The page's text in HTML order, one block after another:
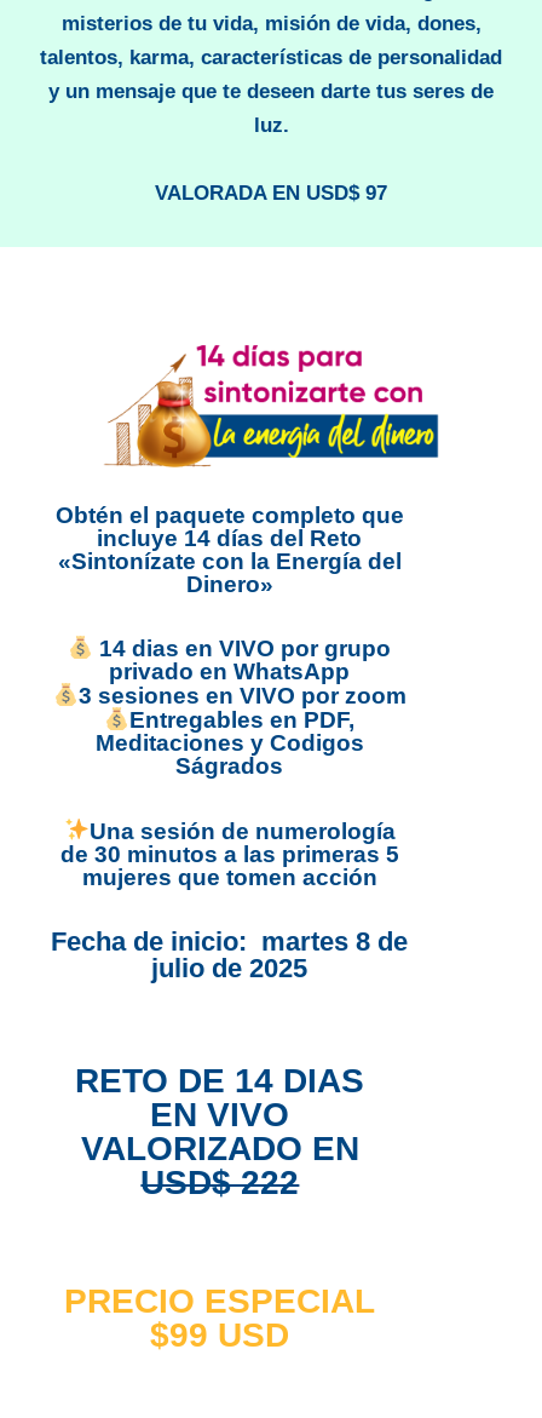
misterios de tu vida, misión de vida, dones,
talentos, karma, características de personalidad
y un mensaje que te deseen darte tus seres de
luz.
VALORADA EN USD$ 97
Obtén el paquete completo que
incluye 14 días del Reto
«Sintonízate con la Energía del
Dinero»
14 dias en VIVO por grupo
privado en WhatsApp
3 sesiones en VIVO por zoom
Entregables en PDF,
Meditaciones y Codigos
Ságrados
Una sesión de numerología
de 30 minutos a las primeras 5
mujeres que tomen acción
Fecha de inicio: martes 8 de
julio de 2025
RETO DE 14 DIAS
EN VIVO
VALORIZADO EN
USD$ 222
PRECIO ESPECIAL
$99 USD